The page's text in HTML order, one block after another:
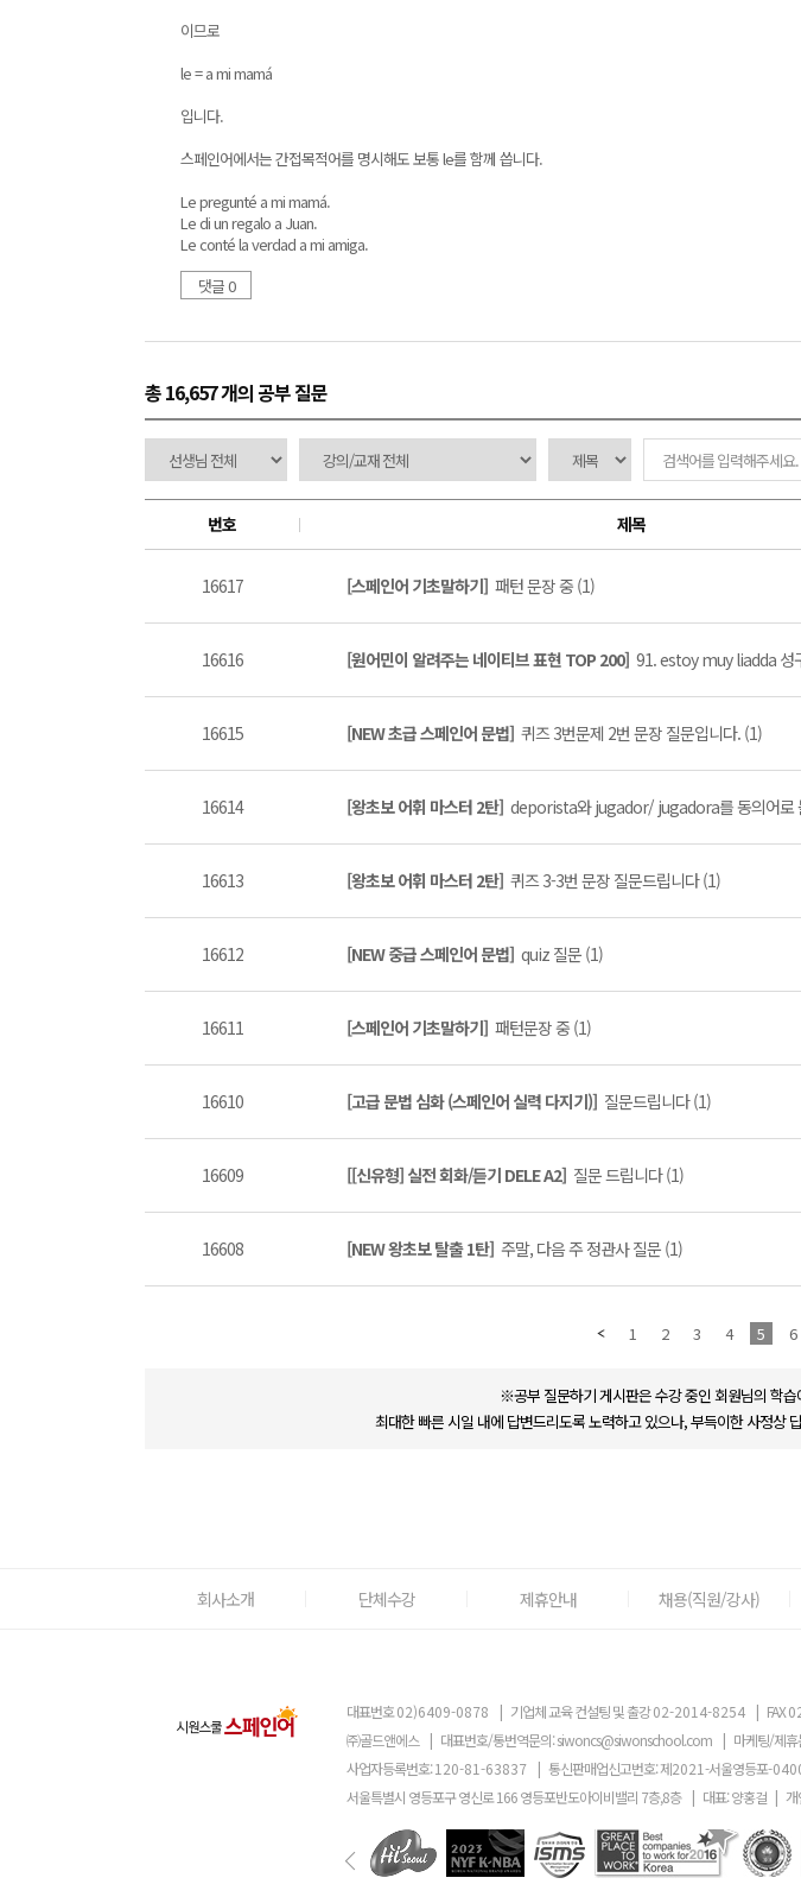
이므로
le = a mi mamá
입니다.
스페인어에서는 간접목적어를 명시해도 보통 le를 함께 씁니다.
Le pregunté a mi mamá.
Le di un regalo a Juan.
Le conté la verdad a mi amiga.
댓글 0
총 16,657 개의 공부 질문
번호 제목
16617 [스페인어 기초말하기] 패턴 문장 중 (1)
16616 [원어민이 알려주는 네이티브 표현 TOP 200] 91. estoy muy liadda 성
16615 [NEW 초급 스페인어 문법] 퀴즈 3번문제 2번 문장 질문입니다. (1)
16614 [왕초보 어휘 마스터 2탄] deporista와 jugador/ jugadora를 동의어로
16613 [왕초보 어휘 마스터 2탄] 퀴즈 3-3번 문장 질문드립니다 (1)
16612 [NEW 중급 스페인어 문법] quiz 질문 (1)
16611 [스페인어 기초말하기] 패턴문장 중 (1)
16610 [고급 문법 심화 (스페인어 실력 다지기)] 질문드립니다 (1)
16609 [[신유형] 실전 회화/듣기 DELE A2] 질문 드립니다 (1)
16608 [NEW 왕초보 탈출 1탄] 주말, 다음 주 정관사 질문 (1)
1 2 3 4 5 6
※공부 질문하기 게시판은 수강 중인 회원님의 학
최대한 빠른 시일 내에 답변드리도록 노력하고 있으나, 부득이한 사정상
회사소개 단체수강 제휴안내 채용(직원/강사)
대표번호02)6409-0878 | 기업체 교육 컨설팅 및 출강02-2014-8254 | FAX
㈜골드앤에스 | 대표번호/통번역문의:siwoncs@siwonschool.com | 마케팅/제
사업자등록번호:120-81-63837 | 통신판매업신고번호: 제2021-서울영등포-
서울특별시 영등포구 영신로 166 영등포반도아이비밸리 7층,8층 | 대표: 양홍걸 | 개